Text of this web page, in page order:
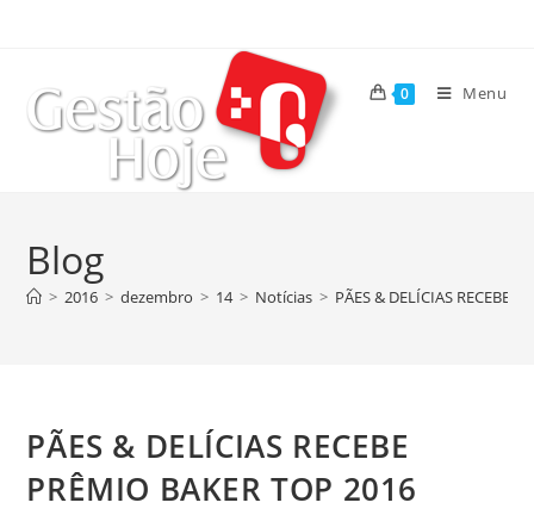
0 Menu
Blog
> 2016 > dezembro > 14 > Notícias > PÃES & DELÍCIAS RECEBE
PÃES & DELÍCIAS RECEBE
PRÊMIO BAKER TOP 2016